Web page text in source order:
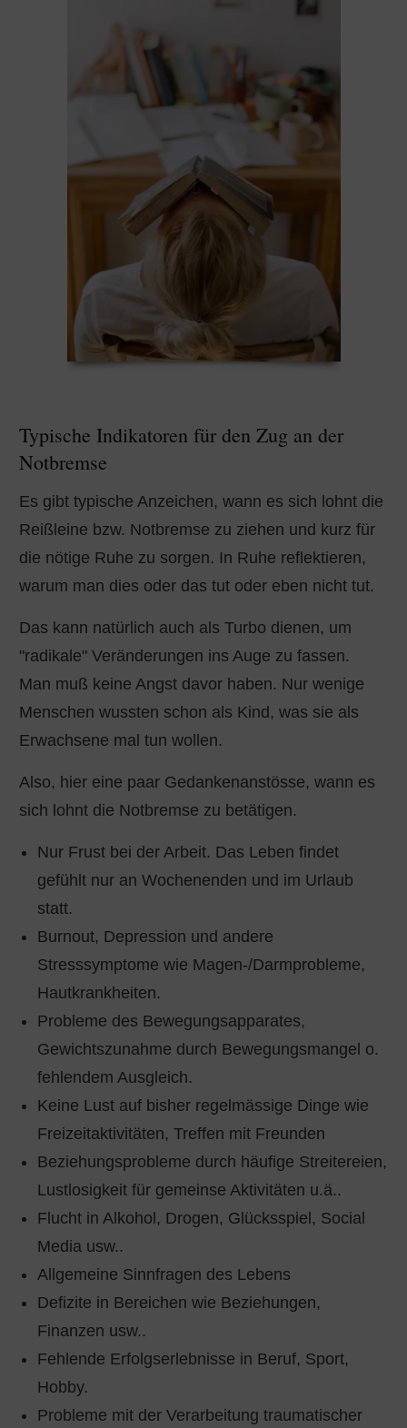
Typische Indikatoren für den Zug an der
Notbremse
Es gibt typische Anzeichen, wann es sich lohnt die
Reißleine bzw. Notbremse zu ziehen und kurz für
die nötige Ruhe zu sorgen. In Ruhe reflektieren,
warum man dies oder das tut oder eben nicht tut.
Das kann natürlich auch als Turbo dienen, um
"radikale" Veränderungen ins Auge zu fassen.
Man muß keine Angst davor haben. Nur wenige
Menschen wussten schon als Kind, was sie als
Erwachsene mal tun wollen.
Also, hier eine paar Gedankenanstösse, wann es
sich lohnt die Notbremse zu betätigen.
Nur Frust bei der Arbeit. Das Leben findet
gefühlt nur an Wochenenden und im Urlaub
statt.
Burnout, Depression und andere
Stresssymptome wie Magen-/Darmprobleme,
Hautkrankheiten.
Probleme des Bewegungsapparates,
Gewichtszunahme durch Bewegungsmangel o.
fehlendem Ausgleich.
Keine Lust auf bisher regelmässige Dinge wie
Freizeitaktivitäten, Treffen mit Freunden
Beziehungsprobleme durch häufige Streitereien,
Lustlosigkeit für gemeinse Aktivitäten u.ä..
Flucht in Alkohol, Drogen, Glücksspiel, Social
Media usw..
Allgemeine Sinnfragen des Lebens
Defizite in Bereichen wie Beziehungen,
Finanzen usw..
Fehlende Erfolgserlebnisse in Beruf, Sport,
Hobby.
Probleme mit der Verarbeitung traumatischer